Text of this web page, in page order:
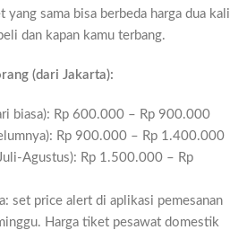
sama bisa berbeda harga dua kali
dan kapan kamu terbang.
(dari Jakarta):
biasa): Rp 600.000 – Rp 900.000
Rp 900.000 – Rp 1.400.000
Agustus): Rp 1.500.000 – Rp
set price alert di aplikasi pemesanan
Harga tiket pesawat domestik